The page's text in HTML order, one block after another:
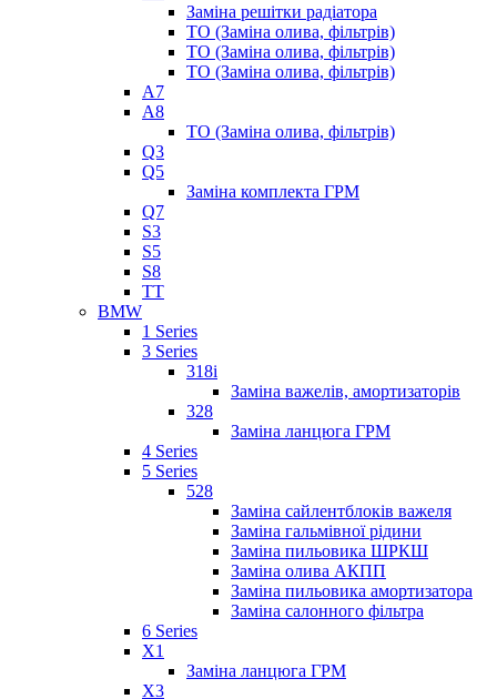
Заміна решітки радіатора
ТО (Заміна олива, фільтрів)
ТО (Заміна олива, фільтрів)
ТО (Заміна олива, фільтрів)
A7
A8
ТО (Заміна олива, фільтрів)
Q3
Q5
Заміна комплекта ГРМ
Q7
S3
S5
S8
TT
BMW
1 Series
3 Series
318i
Заміна важелів, амортизаторів
328
Заміна ланцюга ГРМ
4 Series
5 Series
528
Заміна сайлентблоків важеля
Заміна гальмівної рідини
Заміна пильовика ШРКШ
Заміна олива АКПП
Заміна пильовика амортизатора
Заміна салонного фільтра
6 Series
X1
Заміна ланцюга ГРМ
X3